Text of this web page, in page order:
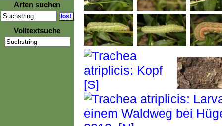
Arten suchen
Volltextsuche